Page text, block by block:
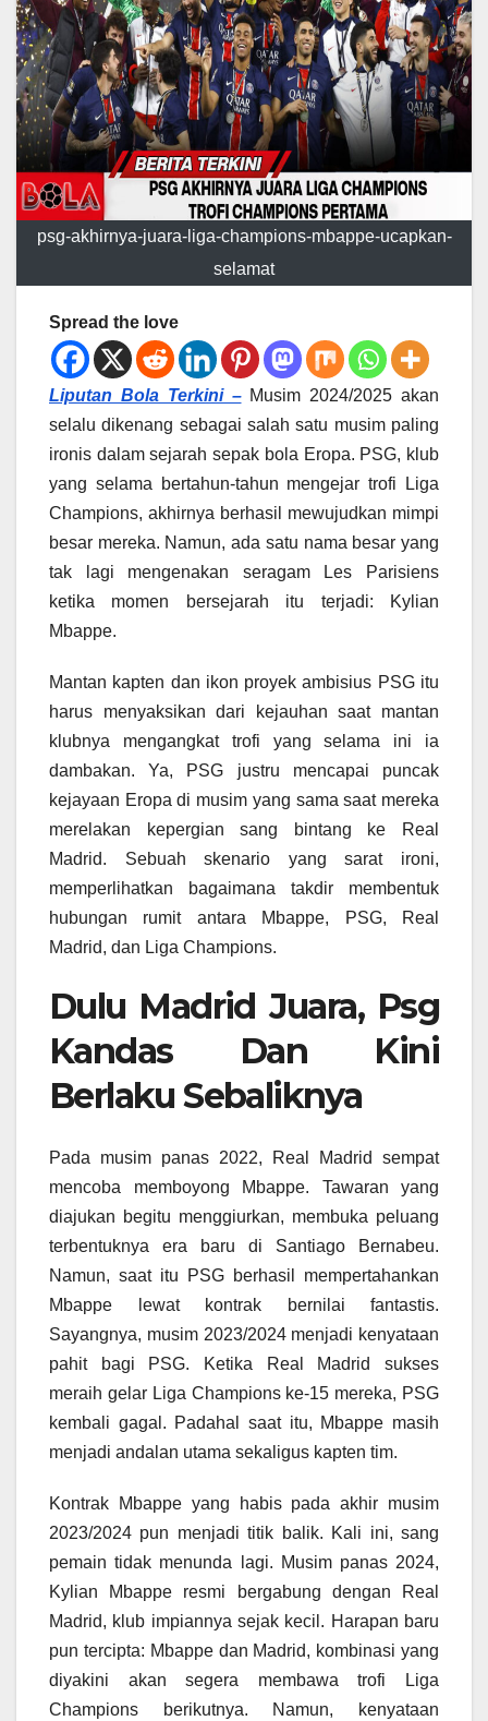
psg-akhirnya-juara-liga-champions-mbappe-ucapkan-
selamat
Spread the love
Liputan Bola Terkini –Musim 2024/2025 akan
selalu dikenang sebagai salah satu musim paling
ironis dalam sejarah sepak bola Eropa. PSG, klub
yang selama bertahun-tahun mengejar trofi Liga
Champions, akhirnya berhasil mewujudkan mimpi
besar mereka. Namun, ada satu nama besar yang
tak lagi mengenakan seragam Les Parisiens
ketika momen bersejarah itu terjadi: Kylian
Mbappe.
Mantan kapten dan ikon proyek ambisius PSG itu
harus menyaksikan dari kejauhan saat mantan
klubnya mengangkat trofi yang selama ini ia
dambakan. Ya, PSG justru mencapai puncak
kejayaan Eropa di musim yang sama saat mereka
merelakan kepergian sang bintang ke Real
Madrid. Sebuah skenario yang sarat ironi,
memperlihatkan bagaimana takdir membentuk
hubungan rumit antara Mbappe, PSG, Real
Madrid, dan Liga Champions.
Dulu Madrid Juara, Psg
Kandas Dan Kini
Berlaku Sebaliknya
Pada musim panas 2022, Real Madrid sempat
mencoba memboyong Mbappe. Tawaran yang
diajukan begitu menggiurkan, membuka peluang
terbentuknya era baru di Santiago Bernabeu.
Namun, saat itu PSG berhasil mempertahankan
Mbappe lewat kontrak bernilai fantastis.
Sayangnya, musim 2023/2024 menjadi kenyataan
pahit bagi PSG. Ketika Real Madrid sukses
meraih gelar Liga Champions ke-15 mereka, PSG
kembali gagal. Padahal saat itu, Mbappe masih
menjadi andalan utama sekaligus kapten tim.
Kontrak Mbappe yang habis pada akhir musim
2023/2024 pun menjadi titik balik. Kali ini, sang
pemain tidak menunda lagi. Musim panas 2024,
Kylian Mbappe resmi bergabung dengan Real
Madrid, klub impiannya sejak kecil. Harapan baru
pun tercipta: Mbappe dan Madrid, kombinasi yang
diyakini akan segera membawa trofi Liga
Champions berikutnya. Namun, kenyataan